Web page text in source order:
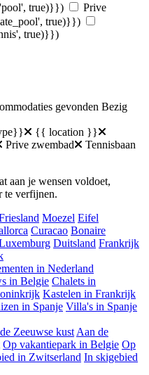
true)}})
Prive
true)}})
true)}})
gevonden Bezig
{{ location }}
Prive zwembad Tennisbaan
aan je wensen voldoet,
te verfijnen.
Moezel Eifel
Curacao Bonaire
Duitsland Frankrijk
in Nederland
in Belgie Chalets in
Kastelen in Frankrijk
in Spanje Villa's in Spanje
Zeeuwse kust Aan de
Op vakantiepark in Belgie Op
in Zwitserland In skigebied